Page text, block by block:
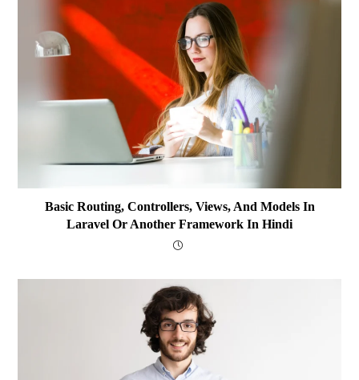
Basic Routing, Controllers, Views, And Models In
Laravel Or Another Framework In Hindi